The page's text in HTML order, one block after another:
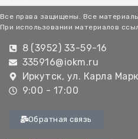
Все права защищены. Все
При использовании материалов
8 (3952) 33-59-16
335916@iokm.ru
Иркутск, ул. Карла
9:00 - 17:00
Обратная связь